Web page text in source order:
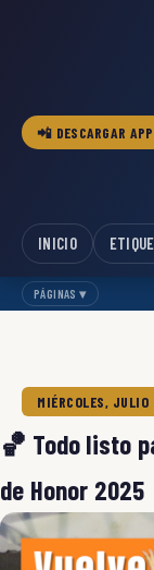
📲 DESCARGAR APP
INICIO
PÁGINAS ▾
MIÉRCOLES,
🏀 Todo listo
de Honor 2025